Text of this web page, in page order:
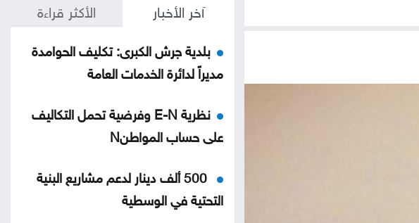
آخر الأخبار الأكثر قراءة
بلدية جرش الكبرى: تكليف الحوامدة
مديراً لدائرة الخدمات العامة
نظرية E-N وفرضية تحمل التكاليف
على حساب المواطنN
500 ألف دينار لدعم مشاريع البنية
التحتية في الوسطية